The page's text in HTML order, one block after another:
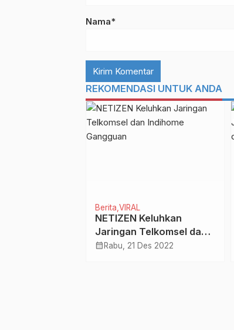
Nama*
REKOMENDASI UNTUK ANDA
Berita VIRAL
NETIZEN Keluhkan
Jaringan Telkomsel dan
Indihome Gangguan
calendar_month Rabu, 21 Des 2022